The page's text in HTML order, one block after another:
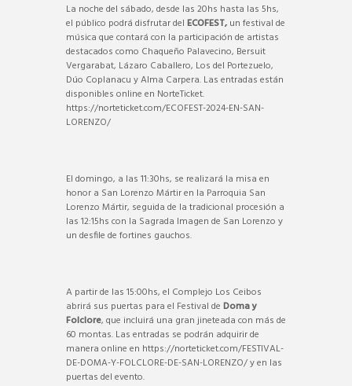
La noche del sábado, desde las 20hs hasta las 5hs,
el público podrá disfrutar del ECOFEST, un festival de
música que contará con la participación de artistas
destacados como Chaqueño Palavecino, Bersuit
Vergarabat, Lázaro Caballero, Los del Portezuelo,
Dúo Coplanacu y Alma Carpera. Las entradas están
disponibles online en NorteTicket.
https://norteticket.com/ECOFEST-2024-EN-SAN-
LORENZO/
El domingo, a las 11:30hs, se realizará la misa en
honor a San Lorenzo Mártir en la Parroquia San
Lorenzo Mártir, seguida de la tradicional procesión a
las 12:15hs con la Sagrada Imagen de San Lorenzo y
un desfile de fortines gauchos.
A partir de las 15:00hs, el Complejo Los Ceibos
abrirá sus puertas para el Festival de Doma y
Folclore, que incluirá una gran jineteada con más de
60 montas. Las entradas se podrán adquirir de
manera online en https://norteticket.com/FESTIVAL-
DE-DOMA-Y-FOLCLORE-DE-SAN-LORENZO/ y en las
puertas del evento.